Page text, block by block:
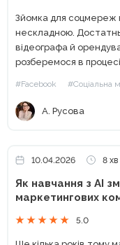
Зйомка для соцмереж
нескладною.
відеографа й
розберемося в процесі. Втім, як виявляється згодом… Цілком
реквізиту, техніки чи
#Facebook #Соціальна
А. Русова
10.04.2026 8 хв
Як навчання з AI
маркетингових
5.0